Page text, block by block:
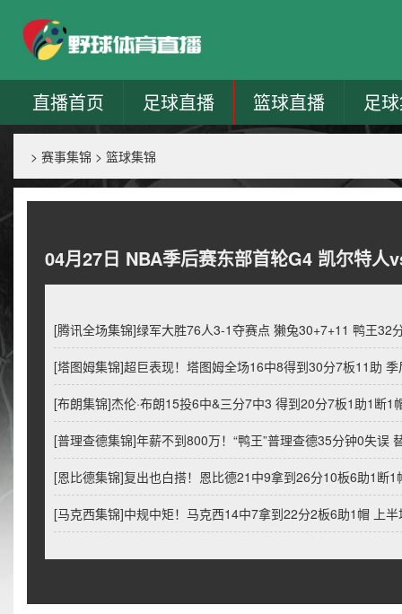
直播首页 足球直播 篮球直播 足
> 赛事集锦 > 篮球集锦
04月27日 NBA季后赛东部首轮G4 凯尔特人
[腾讯全场集锦]绿军大胜76人3-1夺赛点 獭兔30+7+11 鸭王32
[塔图姆集锦]超巨表现！塔图姆全场16中8得到30分7板11助
[布朗集锦]杰伦·布朗15投6中&三分7中3 得到20分7板1助1断1
[普理查德集锦]年薪不到800万！“鸭王”普理查德35分钟0失误
[恩比德集锦]复出也白搭！恩比德21中9拿到26分10板6助1断1
[马克西集锦]中规中矩！马克西14中7拿到22分2板6助1帽 上